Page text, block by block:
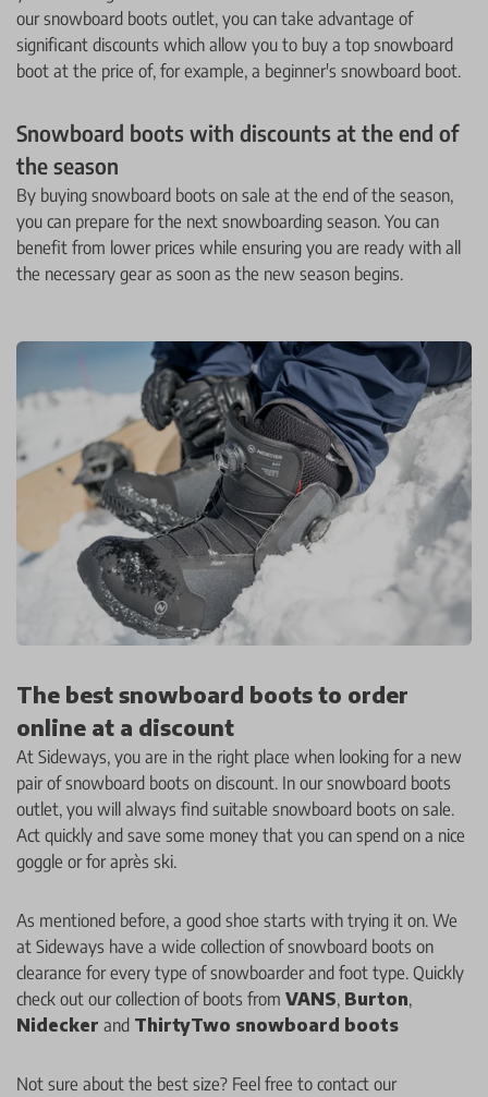
our snowboard boots outlet, you can take advantage of
significant discounts which allow you to buy a top snowboard
boot at the price of, for example, a beginner's snowboard boot.
Snowboard boots with discounts at the end of
the season
By buying snowboard boots on sale at the end of the season,
you can prepare for the next snowboarding season. You can
benefit from lower prices while ensuring you are ready with all
the necessary gear as soon as the new season begins.
The best snowboard boots to order
online at a discount
At Sideways, you are in the right place when looking for a new
pair of snowboard boots on discount. In our snowboard boots
outlet, you will always find suitable snowboard boots on sale.
Act quickly and save some money that you can spend on a nice
goggle or for après ski.
As mentioned before, a good shoe starts with trying it on. We
at Sideways have a wide collection of snowboard boots on
clearance for every type of snowboarder and foot type. Quickly
check out our collection of boots from VANS, Burton,
Nidecker and ThirtyTwo snowboard boots
Not sure about the best size? Feel free to contact our